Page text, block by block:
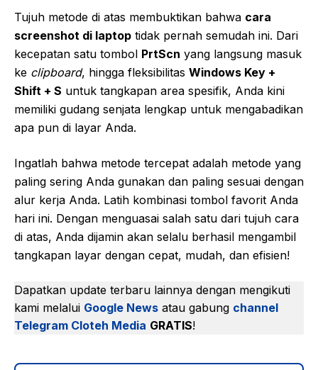
Tujuh metode di atas membuktikan bahwa cara
screenshot di laptop tidak pernah semudah ini. Dari
kecepatan satu tombol PrtScn yang langsung masuk
ke clipboard, hingga fleksibilitas Windows Key +
Shift + S untuk tangkapan area spesifik, Anda kini
memiliki gudang senjata lengkap untuk mengabadikan
apa pun di layar Anda.
Ingatlah bahwa metode tercepat adalah metode yang
paling sering Anda gunakan dan paling sesuai dengan
alur kerja Anda. Latih kombinasi tombol favorit Anda
hari ini. Dengan menguasai salah satu dari tujuh cara
di atas, Anda dijamin akan selalu berhasil mengambil
tangkapan layar dengan cepat, mudah, dan efisien!
Dapatkan update terbaru lainnya dengan mengikuti
kami melalui Google News atau gabung channel
Telegram Cloteh Media GRATIS!